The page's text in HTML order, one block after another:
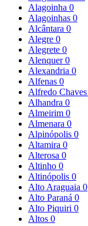
Alagoinha 0
Alagoinhas 0
Alcântara 0
Alegre 0
Alegrete 0
Alenquer0
Alexandria 0
Alfenas 0
Alfredo Chaves
Alhandra 0
Almeirim 0
Almenara 0
Alpinópolis 0
Altamira 0
Alterosa 0
Altinho 0
Altinópolis 0
Alto Araguaia 0
Alto Paraná 0
Alto Piquiri 0
Altos 0